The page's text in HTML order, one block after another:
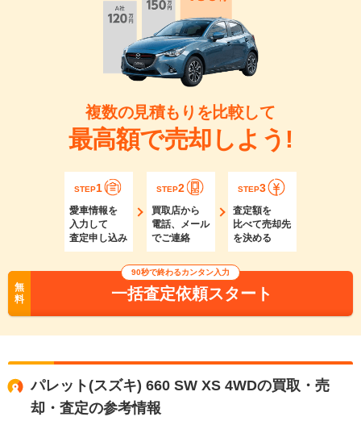
複数の見積もりを比較して
最高額で売却しよう!
STEP1
愛車情報を
入力して
査定申し込み
STEP2
買取店から
電話、メール
でご連絡
STEP3
査定額を
比べて売却先
を決める
無
料
90秒で終わるカンタン入力
一括査定依頼スタート
パレット(スズキ) 660 SW XS 4WDの買取・売
却・査定の参考情報